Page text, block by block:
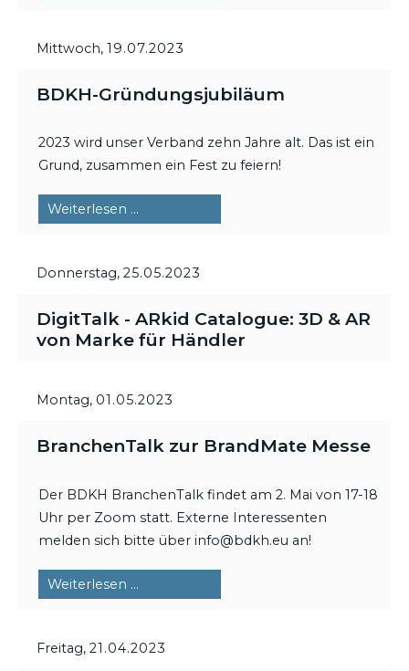
Mittwoch, 19.07.2023
BDKH-Gründungsjubiläum
2023 wird unser Verband zehn Jahre alt. Das ist ein
Grund, zusammen ein Fest zu feiern!
Weiterlesen …
Donnerstag, 25.05.2023
DigitTalk - ARkid Catalogue: 3D & AR
von Marke für Händler
Montag, 01.05.2023
BranchenTalk zur BrandMate Messe
Der BDKH BranchenTalk findet am 2. Mai von 17-18
Uhr per Zoom statt. Externe Interessenten
melden sich bitte über info@bdkh.eu an!
Weiterlesen …
Messe
Freitag, 21.04.2023